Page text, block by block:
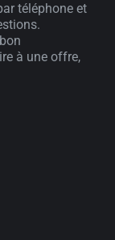
téléphone et
à une offre,